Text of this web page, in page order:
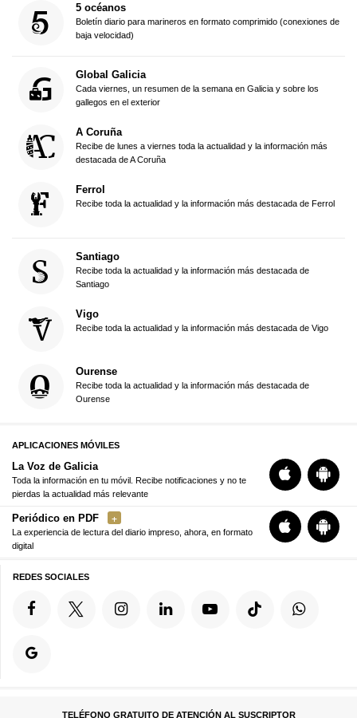
5 océanos
Boletín diario para marineros en formato comprimido (conexiones de
baja velocidad)
Global Galicia
Cada viernes, un resumen de la semana en Galicia y sobre los
gallegos en el exterior
A Coruña
Recibe de lunes a viernes toda la actualidad y la información más
destacada de A Coruña
Ferrol
Recibe toda la actualidad y la información más destacada de Ferrol
Santiago
Recibe toda la actualidad y la información más destacada de
Santiago
Vigo
Recibe toda la actualidad y la información más destacada de Vigo
Ourense
Recibe toda la actualidad y la información más destacada de
Ourense
APLICACIONES MÓVILES
La Voz de Galicia
Toda la información en tu móvil. Recibe notificaciones y no te
pierdas la actualidad más relevante
Periódico en PDF
La experiencia de lectura del diario impreso, ahora, en formato
digital
REDES SOCIALES
TELÉFONO GRATUITO DE ATENCIÓN AL SUSCRIPTOR